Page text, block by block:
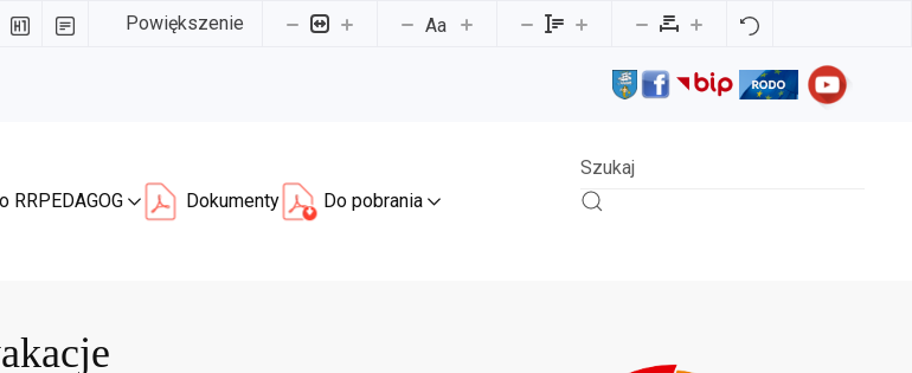
Powiększenie
Aa
RRPEDAGOG Dokumenty Do pobrania